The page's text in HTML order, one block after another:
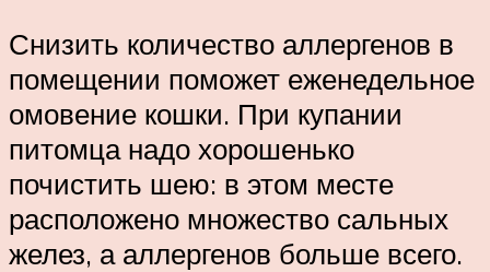
Снизить количество аллергенов в
помещении поможет еженедельное
омовение кошки. При купании
питомца надо хорошенько
почистить шею: в этом месте
расположено множество сальных
желез, а аллергенов больше всего.